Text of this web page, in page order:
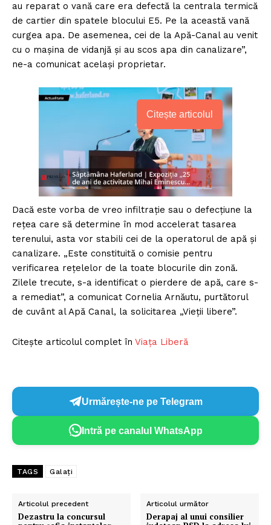
au reparat o vană care era defectă la centrala termică
de cartier din spatele blocului E5. Pe la această vană
curgea apa. De asemenea, cei de la Apă-Canal au venit
cu o mașina de vidanjă și au scos apa din canalizare”,
ne-a comunicat același proprietar.
Citește articolul
Dacă este vorba de vreo infiltrație sau o defecțiune la
rețea care să determine în mod accelerat tasarea
terenului, asta vor stabili cei de la operatorul de apă și
canalizare. „Este constituită o comisie pentru
verificarea rețelelor de la toate blocurile din zonă.
Zilele trecute, s-a identificat o pierdere de apă, care s-
a remediat”, a comunicat Cornelia Arnăutu, purtătorul
de cuvânt al Apă Canal, la solicitarea „Vieții libere”.
Citește articolul complet în Viața Liberă
Urmărește-ne pe Telegram
Intră pe canalul WhatsApp
TAGS Galați
Articolul precedent
Dezastru la concursul
Articolul următor
Derapaj al unui consilier